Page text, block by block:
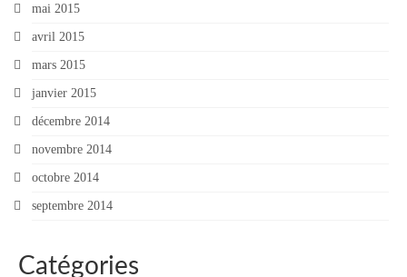
mai 2015
avril 2015
mars 2015
janvier 2015
décembre 2014
novembre 2014
octobre 2014
septembre 2014
Catégories